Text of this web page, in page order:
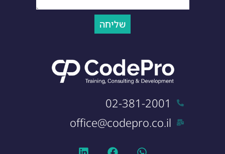
שליחה
02-381-2001
office@codepro.co.il